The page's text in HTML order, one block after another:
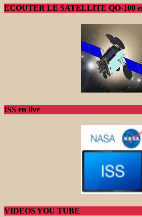
ECOUTER LE SATELLITE QO-100
ISS en live
VIDEOS YOU TUBE